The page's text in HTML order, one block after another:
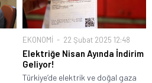
EKONOMİ 22 Şubat 2025 12:48
Elektriğe Nisan Ayında İndirim
Geliyor!
Türkiye’de elektrik ve doğal gaza